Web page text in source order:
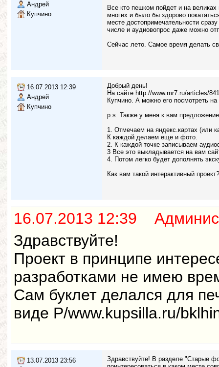
Андрей
Купчино
Все кто пешком пойдет и на
многих и было бы здорово
месте достопримечательности
числе и аудиовопрос даже можно
Сейчас лето. Самое время делать
16.07.2013 12:39
Андрей
Купчино
Добрый день!
На сайте http://www.mr7.ru/articles/
Купчино. А можно его посмотреть на
p.s. Также у меня к вам
1. Отмечаем на яндекс.картах (или
К каждой делаем еще и фото.
2. К каждой точке записываем
3 Все это выкладывается на вам
4. Потом легко будет дополнять
Как вам такой интерактивный проект?
16.07.2013 12:39
Здравствуйте!
Проект в принципе
разработками не имею
Сам буклет делался для
виде P/www.kupsilla.ru/
13.07.2013 23:56
Здравствуйте! В разделе "Старые